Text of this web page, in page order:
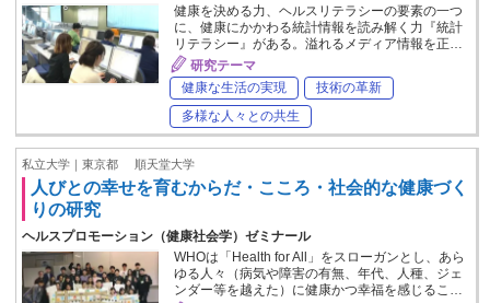
健康を決める力、ヘルスリテラシーの要素の一つ
に、健康にかかわる統計情報を読み解く力『統計
リテラシー』がある。溢れるメディア情報を正…
研究テーマ
健康な生活の実現
技術の革新
多様な人々との共生
私立大学｜東京都 順天堂大学
人びとの幸せを育むからだ・こころ・社会的な健康づく
りの研究
ヘルスプロモーション（健康社会学）ゼミナール
WHOは「Health for All」をスローガンとし、あら
ゆる人々（病気や障害の有無、年代、人種、ジェ
ンダー等を越えた）に健康かつ幸福を感じるこ…